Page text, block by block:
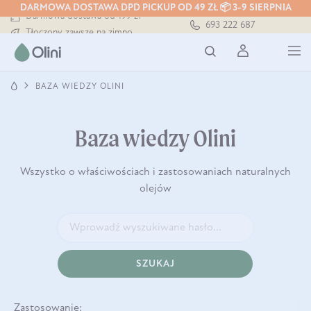
DARMOWA DOSTAWA DPD PICKUP OD 49 ZŁ 📦 3-9 SIERPNIA
Darmowa dostawa od 199 zł
Darmowa dostawa od 199 zł
693 222 687
BAZA WIEDZY OLINI
Baza wiedzy Olini
Wszystko o właściwościach i zastosowaniach naturalnych
olejów
SZUKAJ
Zastosowanie: